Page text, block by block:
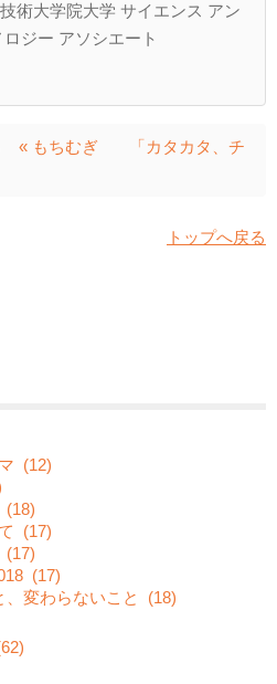
術大学院大学 サイエンス アン
ロジー アソシエート
« もちむぎ
「カタカタ、チ
トップへ戻る
(12)
(18)
(17)
(17)
(17)
変わらないこと
(18)